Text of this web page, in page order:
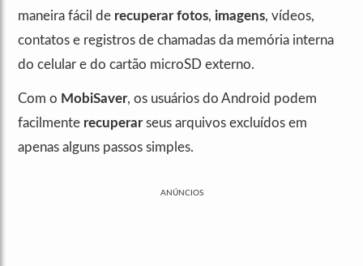
maneira fácil de recuperar fotos, imagens, vídeos,
contatos e registros de chamadas da memória interna
do celular e do cartão microSD externo.
Com o MobiSaver, os usuários do Android podem
facilmente recuperarseus arquivos excluídos em
apenas alguns passos simples.
ANÚNCIOS